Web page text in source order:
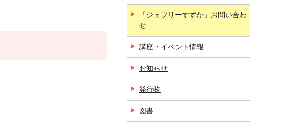
「ジェフリーすずか」お問い合わ
せ
講座・イベント情報
お知らせ
発行物
図書